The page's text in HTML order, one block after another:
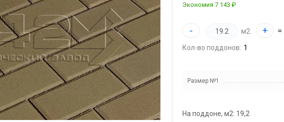
+7
Экономия 7 143 ₽
- м2. + =
Кол-во поддонов:
Размер №1
На поддоне, м2: 19,2